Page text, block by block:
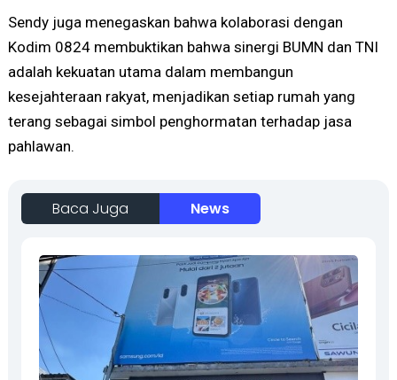
Sendy juga menegaskan bahwa kolaborasi dengan
Kodim 0824 membuktikan bahwa sinergi BUMN dan TNI
adalah kekuatan utama dalam membangun
kesejahteraan rakyat, menjadikan setiap rumah yang
terang sebagai simbol penghormatan terhadap jasa
pahlawan.
Baca Juga News